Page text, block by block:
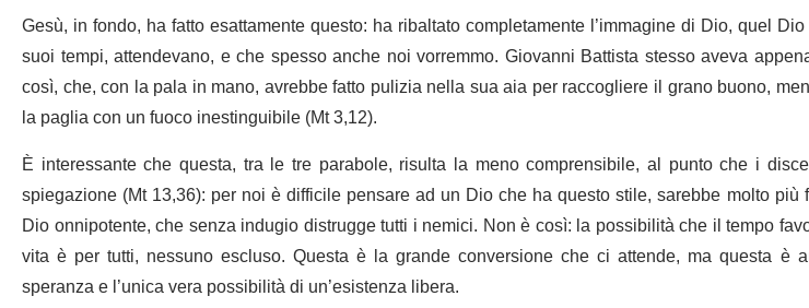
Gesù, in fondo, ha fatto esattamente questo: ha ribaltato completamente l’immagine di Dio, quel
suoi tempi, attendevano, e che spesso anche noi vorremmo. Giovanni Battista stesso aveva
così, che, con la pala in mano, avrebbe fatto pulizia nella sua aia per raccogliere il grano buono,
la paglia con un fuoco inestinguibile (Mt 3,12).
È interessante che questa, tra le tre parabole, risulta la meno comprensibile, al punto che i
spiegazione (Mt 13,36): per noi è difficile pensare ad un Dio che ha questo stile, sarebbe molto
Dio onnipotente, che senza indugio distrugge tutti i nemici. Non è così: la possibilità che il tempo
vita è per tutti, nessuno escluso. Questa è la grande conversione che ci attende, ma questa è
speranza e l’unica vera possibilità di un’esistenza libera.